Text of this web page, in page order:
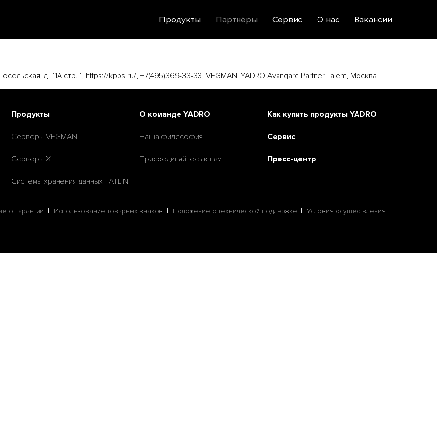
Продукты Партнёры Сервис О нас Вакансии
д. 11А стр. 1, https://kpbs.ru/, +7(495)369-33-33, VEGMAN, YADRO Avangard Partner Talent, Москва
Продукты
Серверы VEGMAN
Серверы X
Системы хранения данных TATLIN
О команде YADRO
Наша философия
Присоединяйтесь к нам
Как купить продукты YADRO
Сервис
Пресс-центр
о гарантии Использование товарных знаков Положение о технической поддержке
Условия осуществления